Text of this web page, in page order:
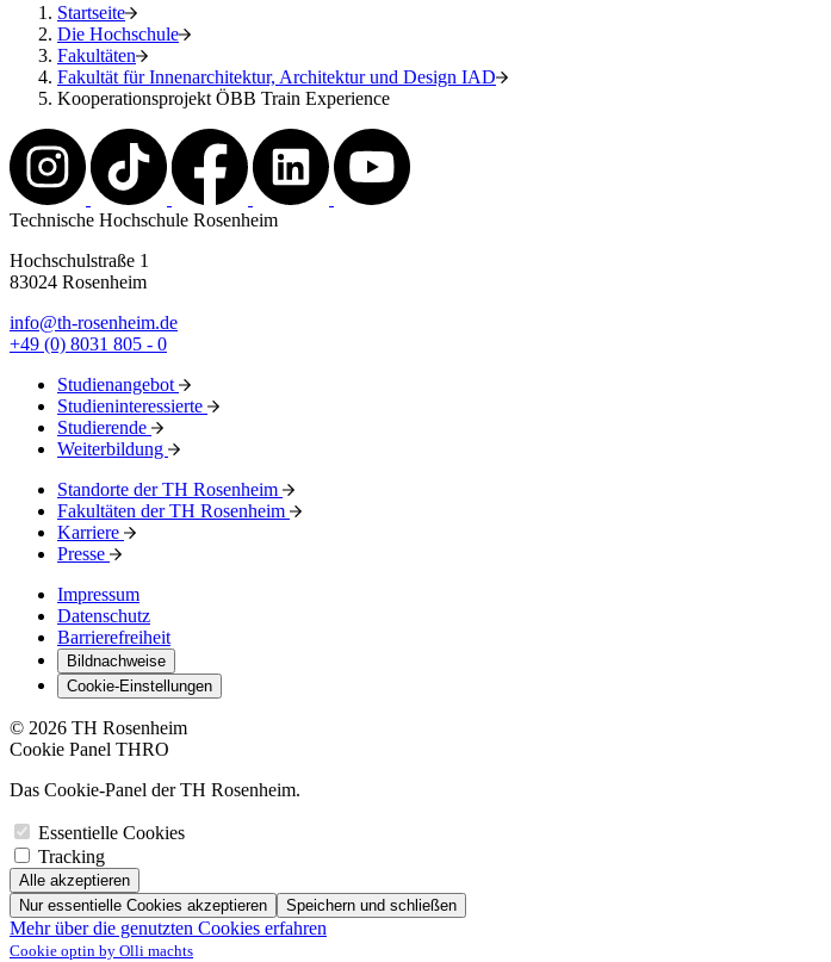
Startseite
Die Hochschule
Fakultäten
Fakultät für Innenarchitektur, Architektur und Design IAD
Kooperationsprojekt ÖBB Train Experience
Technische Hochschule Rosenheim
Hochschulstraße 1
83024 Rosenheim
info@th-rosenheim.de
+49 (0) 8031 805 - 0
Studienangebot
Studieninteressierte
Studierende
Weiterbildung
Standorte der TH Rosenheim
Fakultäten der TH Rosenheim
Karriere
Presse
Impressum
Datenschutz
Barrierefreiheit
Bildnachweise
Cookie-Einstellungen
© 2026 TH Rosenheim
Cookie Panel THRO
Das Cookie-Panel der TH Rosenheim.
Essentielle Cookies
Tracking
Alle akzeptieren
Nur essentielle Cookies akzeptieren
Speichern und schließen
Mehr über die genutzten Cookies erfahren
Cookie optin by Olli machts